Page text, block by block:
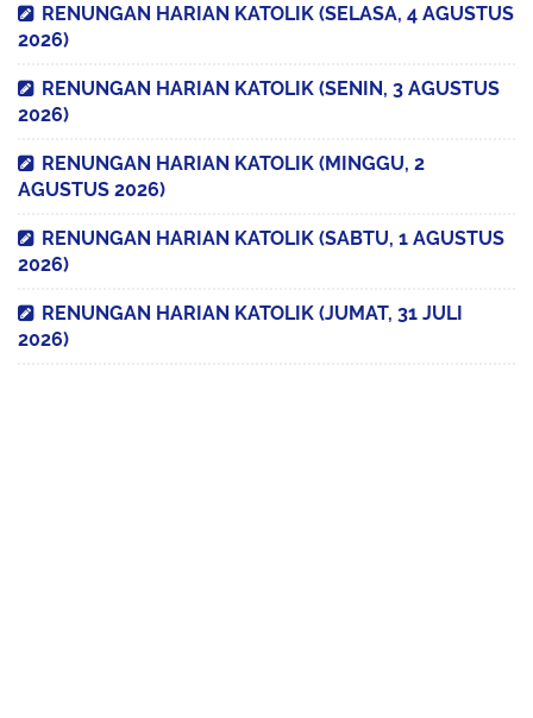
RENUNGAN HARIAN KATOLIK (SELASA, 4 AGUSTUS
2026)
RENUNGAN HARIAN KATOLIK (SENIN, 3 AGUSTUS
2026)
RENUNGAN HARIAN KATOLIK (MINGGU, 2
AGUSTUS 2026)
RENUNGAN HARIAN KATOLIK (SABTU, 1 AGUSTUS
2026)
RENUNGAN HARIAN KATOLIK (JUMAT, 31 JULI
2026)